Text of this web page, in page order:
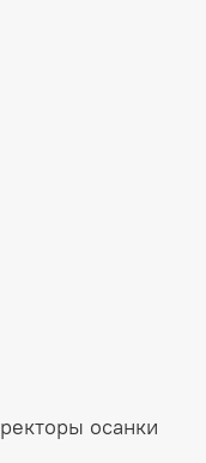
спину уже
в любом
важно
осанки. При
корректор
осанки